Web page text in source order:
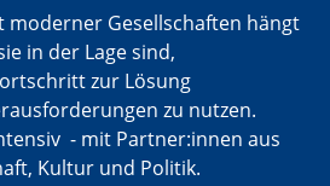
moderner Gesellschaften hängt
in der Lage sind,
zur Lösung
zu nutzen.
- mit Partner:innen aus
Kultur und Politik.